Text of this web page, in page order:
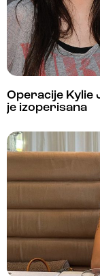
Operacije Kylie
je izoperisana